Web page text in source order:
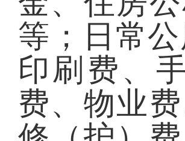
等；日常
印刷费、
费、物业